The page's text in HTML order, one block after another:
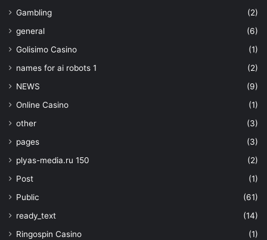
Gambling
(2)
general
(6)
Golisimo Casino
(1)
names for ai robots 1
(2)
NEWS
(9)
Online Casino
(1)
other
(3)
pages
(3)
plyas-media.ru 150
(2)
Post
(1)
Public
(61)
ready_text
(14)
Ringospin Casino
(1)